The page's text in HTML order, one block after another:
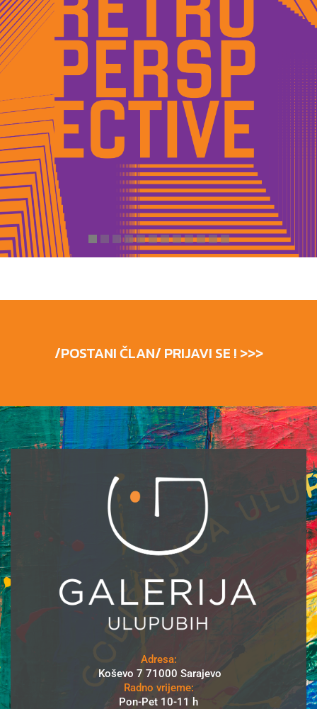
/POSTANI ČLAN/ PRIJAVI SE ! >>>
Adresa:
Koševo 7 71000 Sarajevo
Radno vrijeme:
Pon-Pet 10-11 h